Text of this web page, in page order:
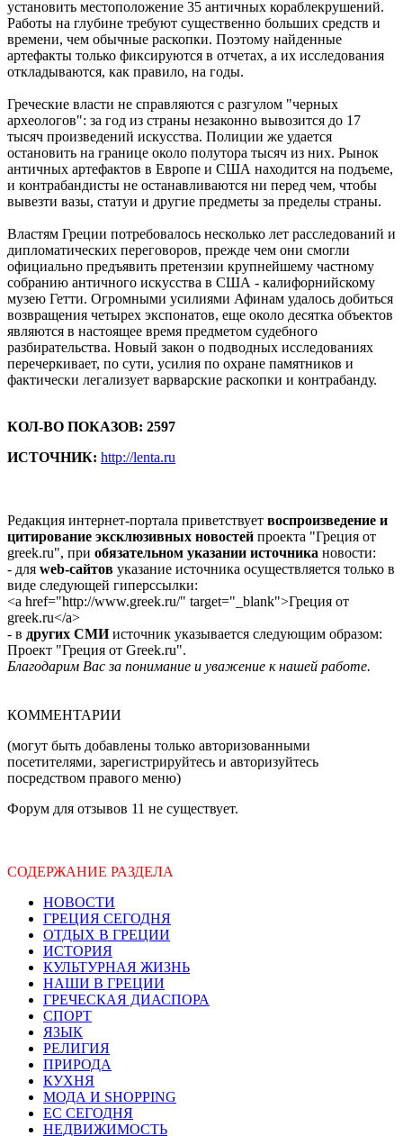
установить местоположение 35 античных кораблекрушений.
Работы на глубине требуют существенно больших средств и
времени, чем обычные раскопки. Поэтому найденные
артефакты только фиксируются в отчетах, а их исследования
откладываются, как правило, на годы.
Греческие власти не справляются с разгулом "черных
археологов": за год из страны незаконно вывозится до 17
тысяч произведений искусства. Полиции же удается
остановить на границе около полутора тысяч из них. Рынок
античных артефактов в Европе и США находится на подъеме,
и контрабандисты не останавливаются ни перед чем, чтобы
вывезти вазы, статуи и другие предметы за пределы страны.
Властям Греции потребовалось несколько лет расследований и
дипломатических переговоров, прежде чем они смогли
официально предъявить претензии крупнейшему частному
собранию античного искусства в США - калифорнийскому
музею Гетти. Огромными усилиями Афинам удалось добиться
возвращения четырех экспонатов, еще около десятка объектов
являются в настоящее время предметом судебного
разбирательства. Новый закон о подводных исследованиях
перечеркивает, по сути, усилия по охране памятников и
фактически легализует варварские раскопки и контрабанду.
КОЛ-ВО ПОКАЗОВ: 2597
ИСТОЧНИК: http://lenta.ru
Редакция интернет-портала приветствует воспроизведение и
цитирование эксклюзивных новостей проекта "Греция от
greek.ru", при обязательном указании источника новости:
- для web-сайтов указание источника осуществляется только в
виде следующей гиперссылки:
<a href="http://www.greek.ru/" target="_blank">Греция от
greek.ru</a>
- в других СМИисточник указывается следующим образом:
Проект "Греция от Greek.ru".
Благодарим Вас за понимание и уважение к нашей работе.
КОММЕНТАРИИ
(могут быть добавлены только авторизованными
посетителями, зарегистрируйтесь и авторизуйтесь
посредством правого меню)
Форум для отзывов 11 не существует.
СОДЕРЖАНИЕ РАЗДЕЛА
НОВОСТИ
ГРЕЦИЯ СЕГОДНЯ
ОТДЫХ В ГРЕЦИИ
ИСТОРИЯ
КУЛЬТУРНАЯ ЖИЗНЬ
НАШИ В ГРЕЦИИ
ГРЕЧЕСКАЯ ДИАСПОРА
СПОРТ
ЯЗЫК
РЕЛИГИЯ
ПРИРОДА
КУХНЯ
МОДА И SHOPPING
ЕС СЕГОДНЯ
НЕДВИЖИМОСТЬ